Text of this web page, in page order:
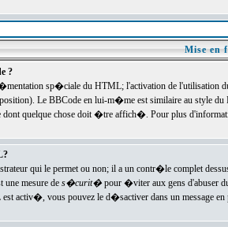
Mise en
?
sp�ciale du HTML; l'activation de l'utilisation
Le BBCode en lui-m�me est similaire au style
quelque chose doit �tre affich�. Pour plus
qui le permet ou non; il a un contr�le complet
une mesure de s�curit�pour �viter aux gens d'abuser
activ�, vous pouvez le d�sactiver dans un message en